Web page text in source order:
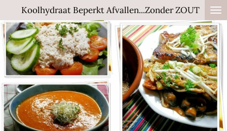
direct
naar
de
hoofdinhoud
Koolhydraat Beperkt Afvallen...Zonder ZOUT